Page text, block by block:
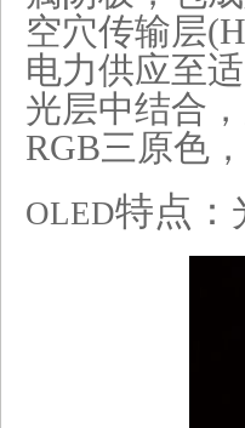
空穴传输层
电力供应至
光层中结合
RGB三原色
OLED特点